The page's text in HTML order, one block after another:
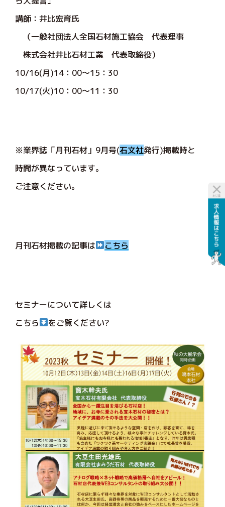
講師：井比宏育氏
（一般社団法人全国石材施工協会 代表理事
株式会社井比石材工業 代表取締役）
10/16(月)14：00～15：30
10/17(火)10：00～11：30
※業界誌「月刊石材」9月号(石文社発行)掲載時と
時間が異なっています。
ご注意ください。
月刊石材掲載の記事は こちら
セミナーについて詳しくは
こちら
をご覧ください?